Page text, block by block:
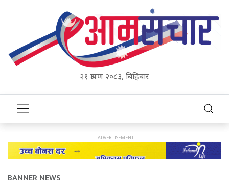
२१ श्रावण २०८३, बिहिबार
BANNER NEWS